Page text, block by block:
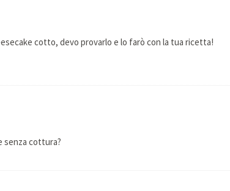
cotto, devo provarlo e lo farò con la tua ricetta!
senza cottura?